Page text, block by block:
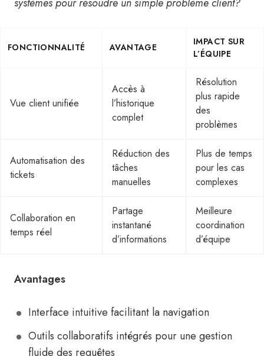
FONCTIONNALITÉ AVANTAGE
IMPACT SUR
L’ÉQUIPE
Vue client unifiée
Accès à
l’historique
complet
Résolution
plus rapide
des
problèmes
Automatisation des
tickets
Réduction des
tâches
manuelles
Plus de temps
pour les cas
complexes
Collaboration en
temps réel
Partage
instantané
d’informations
Meilleure
coordination
d’équipe
Avantages
Interface intuitive facilitant la navigation
Outils collaboratifs intégrés pour une gestion
fluide des requêtes